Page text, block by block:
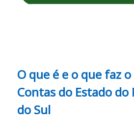
O que é e o que faz
Contas do Estado do
do Sul